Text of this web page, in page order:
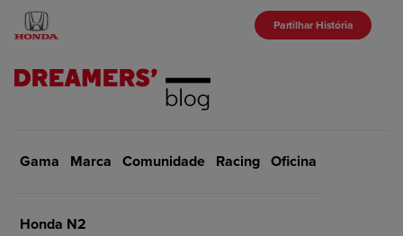
Partilhar História
Gama Marca Comunidade Racing Oficina
Honda N2
VOLTAR Início Oficina
OFICINA